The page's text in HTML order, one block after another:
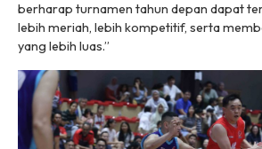
berharap turnamen tahun depan dapat
lebih meriah, lebih kompetitif, serta
yang lebih luas.”